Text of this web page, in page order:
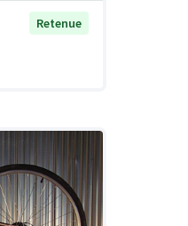
Retenue